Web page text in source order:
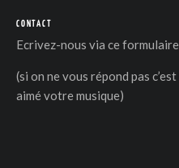
CONTACT
Ecrivez-nous via ce formulaire
(si on ne vous répond pas
aimé votre musique)